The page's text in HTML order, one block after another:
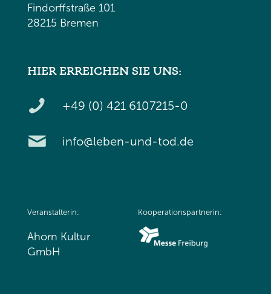
Findorffstraße 101
28215 Bremen
HIER ERREICHEN SIE UNS:
+49 (0) 421 6107215-0
info@leben-und-tod.de
Veranstalterin:
Ahorn Kultur
GmbH
Kooperationspartnerin: